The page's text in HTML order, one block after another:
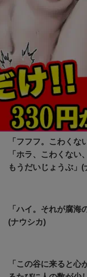
風の谷のナウ
「フフフ。こわくな
「ホラ、こわくな
もうだいじょうぶ」(
「ハイ。それが腐
(ナウシカ)
「この谷に来ると